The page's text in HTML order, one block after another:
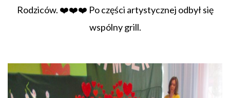
Rodziców. ❤️❤️❤️ Po części artystycznej odbył się
wspólny grill.